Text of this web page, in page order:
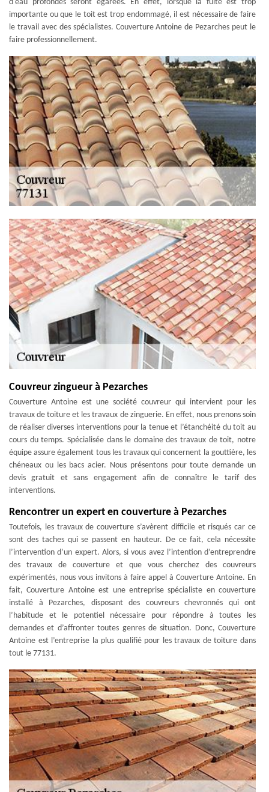
d'eau profondes seront égarées. En effet, lorsque la fuite est trop
importante ou que le toit est trop endommagé, il est nécessaire de faire
le travail avec des spécialistes. Couverture Antoine de Pezarches peut le
faire professionnellement.
Couvreur zingueur à Pezarches
Couverture Antoine est une société couvreur qui intervient pour les
travaux de toiture et les travaux de zinguerie. En effet, nous prenons soin
de réaliser diverses interventions pour la tenue et l’étanchéité du toit au
cours du temps. Spécialisée dans le domaine des travaux de toit, notre
équipe assure également tous les travaux qui concernent la gouttière, les
chéneaux ou les bacs acier. Nous présentons pour toute demande un
devis gratuit et sans engagement afin de connaître le tarif des
interventions.
Rencontrer un expert en couverture à Pezarches
Toutefois, les travaux de couverture s’avèrent difficile et risqués car ce
sont des taches qui se passent en hauteur. De ce fait, cela nécessite
l’intervention d’un expert. Alors, si vous avez l’intention d’entreprendre
des travaux de couverture et que vous cherchez des couvreurs
expérimentés, nous vous invitons à faire appel à Couverture Antoine. En
fait, Couverture Antoine est une entreprise spécialiste en couverture
installé à Pezarches, disposant des couvreurs chevronnés qui ont
l’habitude et le potentiel nécessaire pour répondre à toutes les
demandes et d’affronter toutes genres de situation. Donc, Couverture
Antoine est l’entreprise la plus qualifié pour les travaux de toiture dans
tout le 77131.